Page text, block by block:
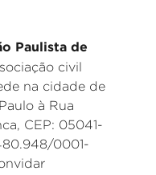
Paulista de
civil
na cidade de
à Rua
CEP: 05041-
0001-